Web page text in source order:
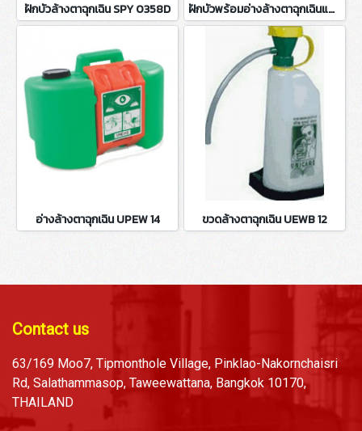
ฝักบัวล้างตาฉุกเฉิน SPY 0358D ฝักบัวพร้อมอ่างล้างตาฉุกเฉินแบบมือผลักเท้าเหยียบ SPY1107F
อ่างล้างตาฉุกเฉิน UPEW 14 ขวดล้างตาฉุกเฉิน UEWB 12
Contact us
63/169 Moo7, Tipmonthole Village, Pinklao-Nakornchaisri
Rd, Salathammasop, Taweewattana, Bangkok 10170,
THAILAND